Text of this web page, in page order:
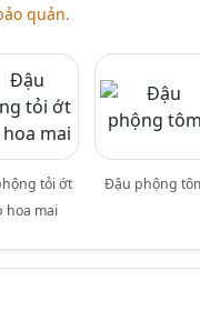
quản.
tỏi ớt
hoa mai
Đậu phộng